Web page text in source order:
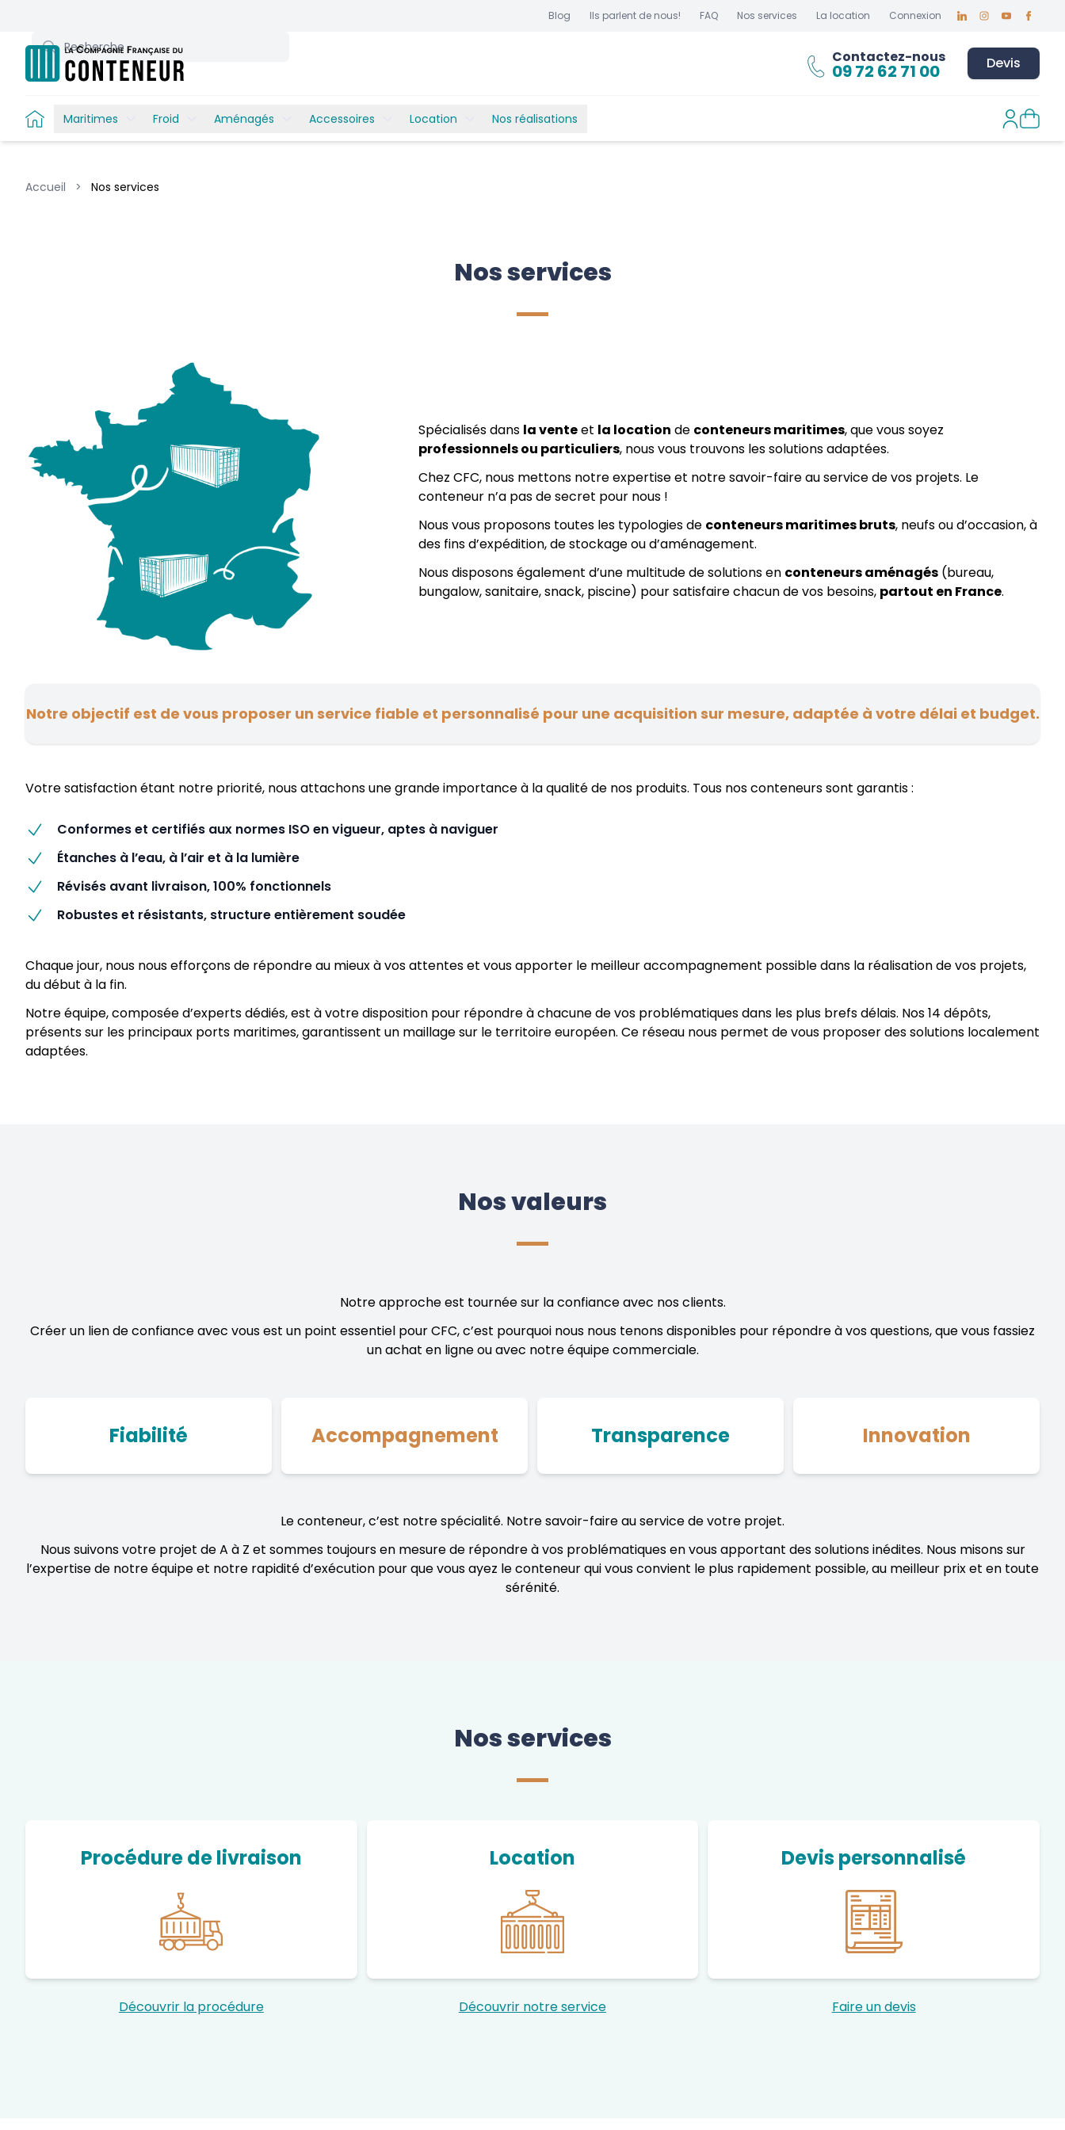
Blog Ils parlent de nous! FAQ Nos services La location Connexion LinkedinInstagram
Youtube
Recherche
Contactez-nous
09 72 62 71 00 Devis
Maritimes Froid Aménagés Accessoires Location Nos réalisations
Accueil > Nos services
Nos services
Spécialisés dans la venteet la location de conteneurs maritimes, que vous soyez
professionnels ou particuliers, nous vous trouvons les solutions adaptées.
Chez CFC, nous mettons notre expertise et notre savoir-faire au service de vos projets. Le
conteneur n’a pas de secret pour nous !
Nous vous proposons toutes les typologies de conteneurs maritimes bruts, neufs ou d’occasion, à
des fins d’expédition, de stockage ou d’aménagement.
Nous disposons également d’une multitude de solutions en conteneurs aménagés (bureau,
bungalow, sanitaire, snack, piscine) pour satisfaire chacun de vos besoins, partout en France.
Notre objectif est de vous proposer un service fiable et personnalisé pour une acquisition sur mesure, adaptée à votre délai et budget.
Votre satisfaction étant notre priorité, nous attachons une grande importance à la qualité de nos produits. Tous nos conteneurs sont garantis :
Conformes et certifiés aux normes ISO en vigueur, aptes à naviguer
Étanches à l’eau, à l’air et à la lumière
Révisés avant livraison, 100% fonctionnels
Robustes et résistants, structure entièrement soudée
Chaque jour, nous nous efforçons de répondre au mieux à vos attentes et vous apporter le meilleur accompagnement possible dans la réalisation de vos projets,
du début à la fin.
Notre équipe, composée d’experts dédiés, est à votre disposition pour répondre à chacune de vos problématiques dans les plus brefs délais. Nos 14 dépôts,
présents sur les principaux ports maritimes, garantissent un maillage sur le territoire européen. Ce réseau nous permet de vous proposer des solutions localement
adaptées.
Nos valeurs
Notre approche est tournée sur la confiance avec nos clients.
Créer un lien de confiance avec vous est un point essentiel pour CFC, c’est pourquoi nous nous tenons disponibles pour répondre à vos questions, que vous fassiez
un achat en ligne ou avec notre équipe commerciale.
Fiabilité Accompagnement Transparence Innovation
Le conteneur, c’est notre spécialité. Notre savoir-faire au service de votre projet.
Nous suivons votre projet de A à Z et sommes toujours en mesure de répondre à vos problématiques en vous apportant des solutions inédites. Nous misons sur
l’expertise de notre équipe et notre rapidité d’exécution pour que vous ayez le conteneur qui vous convient le plus rapidement possible, au meilleur prix et en toute
sérénité.
Nos services
Procédure de livraison
Découvrir la procédure
Location
Découvrir notre service
Devis personnalisé
Faire un devis